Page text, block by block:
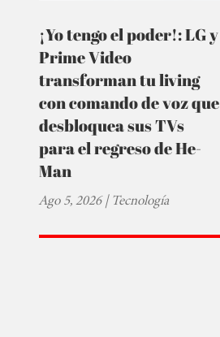
¡Yo tengo el poder!: LG y
Prime Video
transforman tu living
con comando de voz que
desbloquea sus TVs
para el regreso de He-
Man
Ago 5, 2026|Tecnología